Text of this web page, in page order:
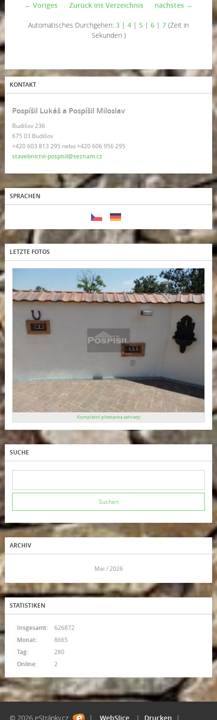
← Voriges nächstes →
Zurück ins Verzeichnis
Automatisches Durchgehen: 3 | 4 | 5 | 6 | 7 (Zeit in
Sekunden )
KONTAKT
Pospíšil Lukáš a Pospíšil Miloslav
Budišov 236
675 03 Budišov
+420 603 813 295 nebo +420 606 956 295
stavebnictvi-pospisil@seznam.cz
SPRACHEN
LETZTE FOTOS
Kompletní přestavba zahrady
SUCHE
ARCHIV
Mai / 2026
STATISTIKEN
Online: 2
Insgesamt:
626872
Monat:
8665
Tag:
280
© 2026 eStránky.cz | WebSlice | Drucken |